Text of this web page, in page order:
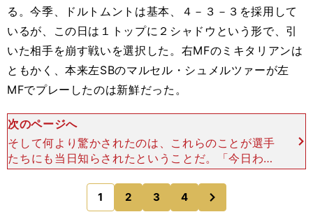
る。今季、ドルトムントは基本、４－３－３を採用して
いるが、この日は１トップに２シャドウという形で、引
いた相手を崩す戦いを選択した。右MFのミキタリアンは
ともかく、本来左SBのマルセル・シュメルツァーが左
MFでプレーしたのは新鮮だった。
次のページへ
そして何より驚かされたのは、これらのことが選手
たちにも当日知らされたということだ。「今日わか
ったことなので、全ては。（システム、メンバーと
もに）今日の練習で（初めて）やった。ちょっとび
っくりした感じは
1 2 3 4
のページへ